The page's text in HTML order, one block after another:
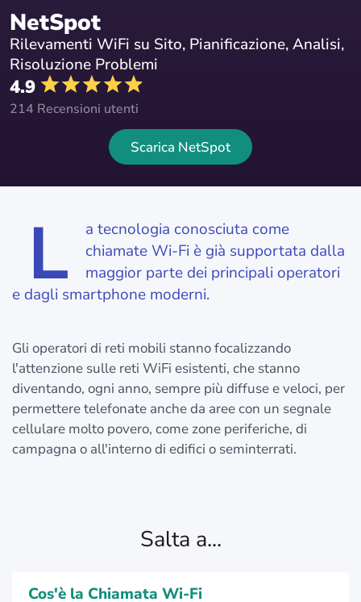
NetSpot
Rilevamenti WiFi su Sito, Pianificazione, Analisi,
Risoluzione Problemi
4.9
214 Recensioni utenti
Scarica NetSpot
L
a tecnologia conosciuta come
chiamate Wi-Fi è già supportata dalla
maggior parte dei principali operatori
e dagli smartphone moderni.
Gli operatori di reti mobili stanno focalizzando
l'attenzione sulle reti WiFi esistenti, che stanno
diventando, ogni anno, sempre più diffuse e veloci, per
permettere telefonate anche da aree con un segnale
cellulare molto povero, come zone periferiche, di
campagna o all'interno di edifici o seminterrati.
Salta a...
Cos'è la Chiamata Wi-Fi